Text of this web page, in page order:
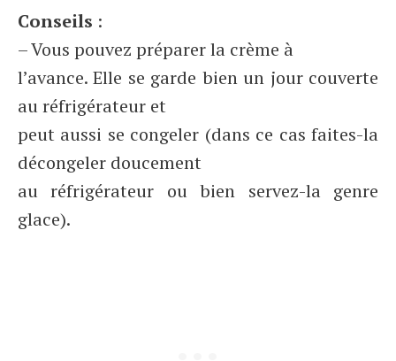
Conseils :
– Vous pouvez préparer la crème à
l’avance. Elle se garde bien un jour couverte
au réfrigérateur et
peut aussi se congeler (dans ce cas faites-la
décongeler doucement
au réfrigérateur ou bien servez-la genre
glace).